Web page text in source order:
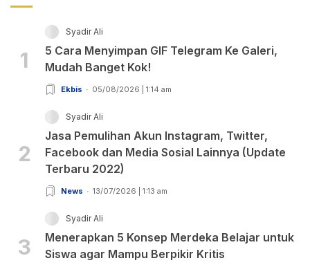
1
Syadir Ali
5 Cara Menyimpan GIF Telegram Ke Galeri,
Mudah Banget Kok!
Ekbis 05/08/2026 | 1:14 am
2
Syadir Ali
Jasa Pemulihan Akun Instagram, Twitter,
Facebook dan Media Sosial Lainnya (Update
Terbaru 2022)
News 13/07/2026 | 1:13 am
3
Syadir Ali
Menerapkan 5 Konsep Merdeka Belajar untuk
Siswa agar Mampu Berpikir Kritis